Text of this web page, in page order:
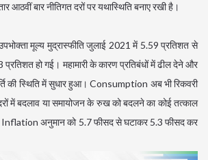
आठवीं बार नीतिगत दरों पर यथास्थिति बनाए रखी है।
मूल्य मुद्रास्फीति जुलाई 2021 में 5.59 प्रतिशत से
हो गई। महामारी के कारण प्रतिबंधों में ढील देने और
की स्थिति में सुधार हुआ। Consumption अब भी रिकवरी
में बदलाव या समायोजन के रुख को बदलने का कोई तत्काल
Inflation अनुमान को 5.7 फीसद से घटाकर 5.3 फीसद कर